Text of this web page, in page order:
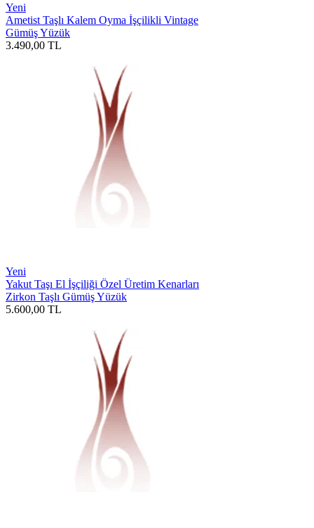
Yeni
Ametist Taşlı Kalem Oyma İşçilikli Vintage
Gümüş Yüzük
3.490,00 TL
Yeni
Yakut Taşı El İşçiliği Özel Üretim Kenarları
Zirkon Taşlı Gümüş Yüzük
5.600,00 TL